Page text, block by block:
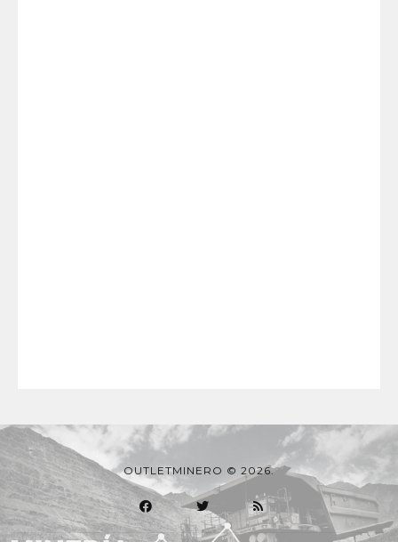
OUTLETMINERO © 2026.